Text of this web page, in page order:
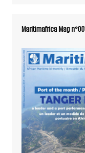
Maritimafrica Mag